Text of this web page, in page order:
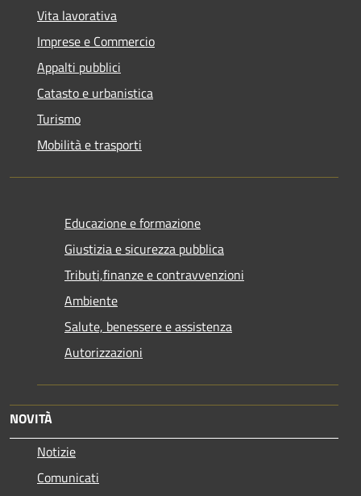
Vita lavorativa
Imprese e Commercio
Appalti pubblici
Catasto e urbanistica
Turismo
Mobilità e trasporti
Educazione e formazione
Giustizia e sicurezza pubblica
Tributi,finanze e contravvenzioni
Ambiente
Salute, benessere e assistenza
Autorizzazioni
NOVITÀ
Notizie
Comunicati